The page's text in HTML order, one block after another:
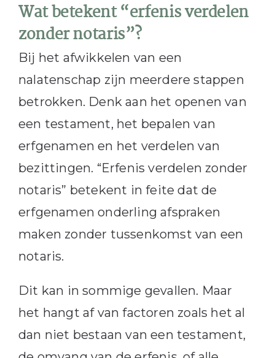
Wat betekent “erfenis verdelen
zonder notaris”?
Bij het afwikkelen van een
nalatenschap zijn meerdere stappen
betrokken. Denk aan het openen van
een testament, het bepalen van
erfgenamen en het verdelen van
bezittingen. “Erfenis verdelen zonder
notaris” betekent in feite dat de
erfgenamen onderling afspraken
maken zonder tussenkomst van een
notaris.
Dit kan in sommige gevallen. Maar
het hangt af van factoren zoals het al
dan niet bestaan van een testament,